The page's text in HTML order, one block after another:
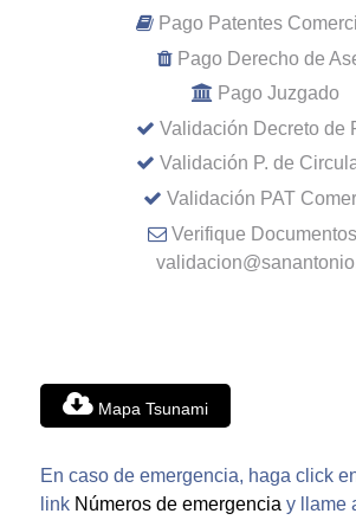
Pago Patentes
Pago Derecho de
Pago Juzgado
Validación Decreto de
Validación P. de
Validación PAT
Verifique
Mapa Tsunami
En caso de emergencia, haga click
link Números de emergencia y llame